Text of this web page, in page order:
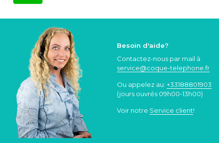
Besoin d'aide?
Contactez-nous par mail à
service@coque-telephone.fr
Ou appelez au: +33188801903
(jours ouvrés 09h00-13h00)
Voir notre Service client!